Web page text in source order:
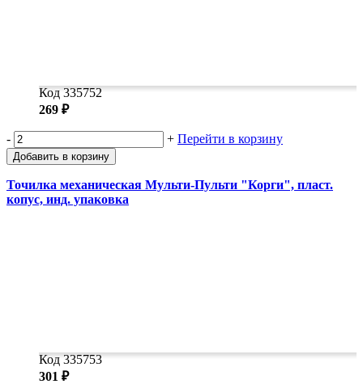
Код 335752
269 ₽
- + Перейти в корзину
Добавить в корзину
Точилка механическая Мульти-Пульти "Корги", пласт.
копус, инд. упаковка
Код 335753
301 ₽